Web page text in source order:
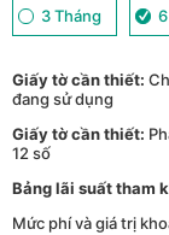
3 Tháng
Giấy tờ cần thiết:
đang sử dụng
Giấy tờ cần thiết:
12 số
Bảng lãi suất tham
Mức phí và giá trị